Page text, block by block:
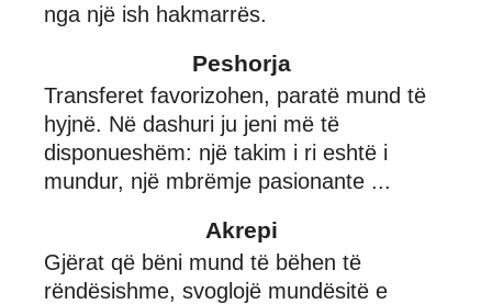
nga një ish hakmarrës.
Peshorja
Transferet favorizohen, paratë mund të
hyjnë. Në dashuri ju jeni më të
disponueshëm: një takim i ri eshtë i
mundur, një mbrëmje pasionante ...
Akrepi
Gjërat që bëni mund të bëhen të
rëndësishme, svoglojë mundësitë e